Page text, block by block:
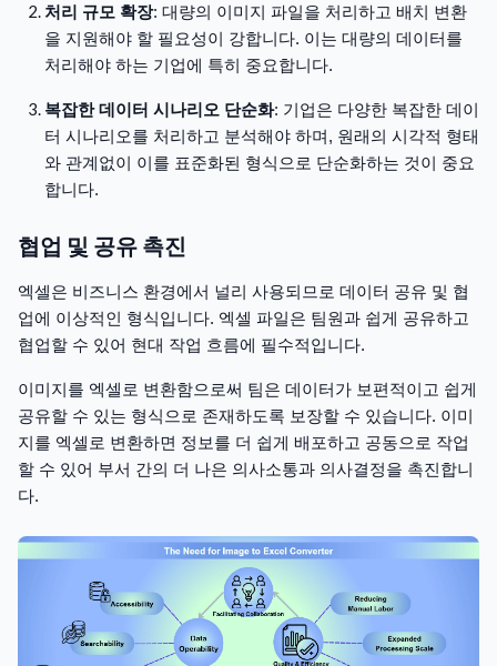
처리 규모 확장: 대량의 이미지 파일을 처리하고 배치 변환
을 지원해야 할 필요성이 강합니다. 이는 대량의 데이터를
처리해야 하는 기업에 특히 중요합니다.
복잡한 데이터 시나리오 단순화: 기업은 다양한 복잡한 데이
터 시나리오를 처리하고 분석해야 하며, 원래의 시각적 형태
와 관계없이 이를 표준화된 형식으로 단순화하는 것이 중요
합니다.
협업 및 공유 촉진
엑셀은 비즈니스 환경에서 널리 사용되므로 데이터 공유 및 협
업에 이상적인 형식입니다. 엑셀 파일은 팀원과 쉽게 공유하고
협업할 수 있어 현대 작업 흐름에 필수적입니다.
이미지를 엑셀로 변환함으로써 팀은 데이터가 보편적이고 쉽게
공유할 수 있는 형식으로 존재하도록 보장할 수 있습니다. 이미
지를 엑셀로 변환하면 정보를 더 쉽게 배포하고 공동으로 작업
할 수 있어 부서 간의 더 나은 의사소통과 의사결정을 촉진합니
다.